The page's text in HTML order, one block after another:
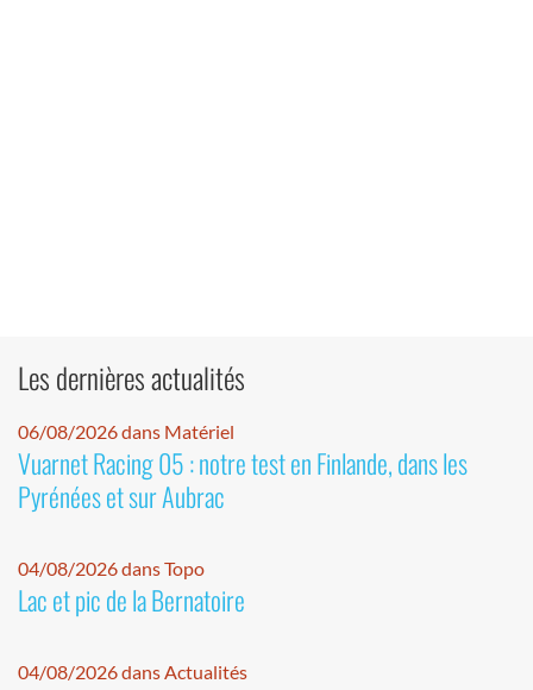
Les dernières actualités
06/08/2026 dans Matériel
Vuarnet Racing 05 : notre test en Finlande, dans les
Pyrénées et sur Aubrac
04/08/2026 dans Topo
Lac et pic de la Bernatoire
04/08/2026 dans Actualités